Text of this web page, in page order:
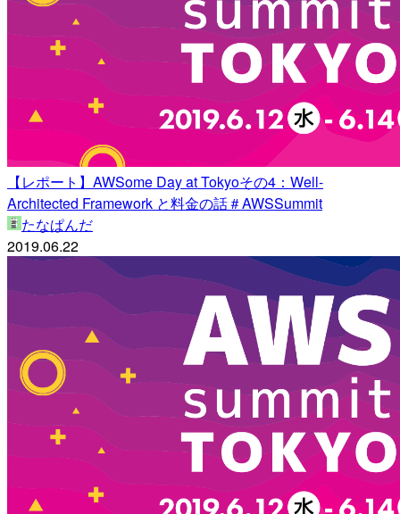
【レポート】AWSome Day at Tokyoその4：Well-
Architected Framework と料金の話＃AWSSummit
たなぱんだ
2019.06.22